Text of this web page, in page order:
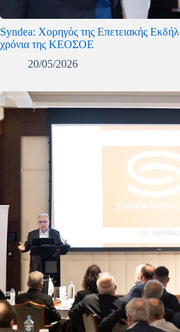
Syndea: Χορηγός της Επετειακής
χρόνια της ΚΕΟΣΟΕ
20/05/2026